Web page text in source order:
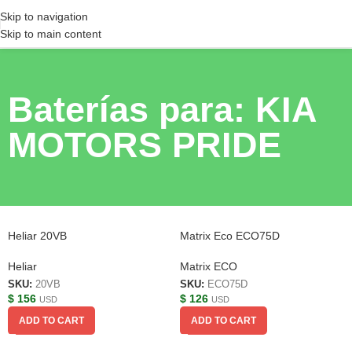
Skip to navigation
Skip to main content
Baterías para: KIA
MOTORS PRIDE
Heliar 20VB
Heliar
SKU: 20VB
$ 156 USD
ADD TO CART
Matrix Eco ECO75D
Matrix ECO
SKU: ECO75D
$ 126 USD
ADD TO CART